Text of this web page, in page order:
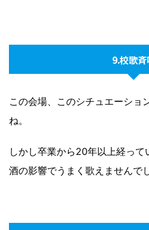
9.校歌斉
この会場、このシチュエーショ
ね。
しかし卒業から20年以上経っ
酒の影響でうまく歌えませんで